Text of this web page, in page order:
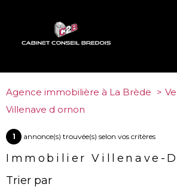
Agence immobilière à La Brède
Villenave d ornon
1 annonce(s) trouvée(s) selon vos critères
Immobilier Villenave-
Trier par